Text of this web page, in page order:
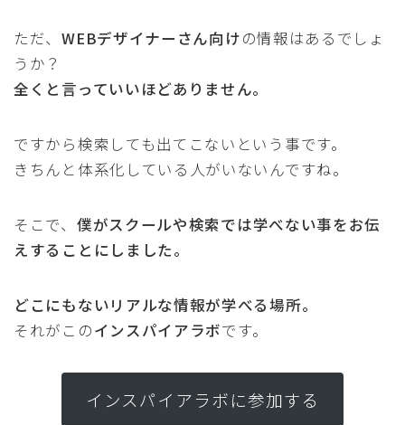
ただ、WEBデザイナーさん向けの情報はあるでしょ
うか？
全くと言っていいほどありません。
ですから検索しても出てこないという事です。
きちんと体系化している人がいないんですね。
そこで、 僕がスクールや検索では学べない事をお伝
えすることにしました。
どこにもないリアルな情報が学べる場所。
それがこのインスパイアラボです。
インスパイアラボに参加する